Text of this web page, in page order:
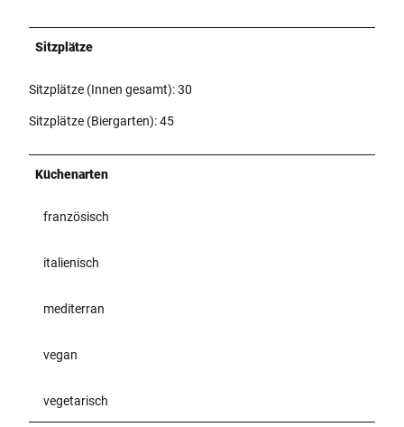
Sitzplätze
Sitzplätze (Innen gesamt): 30
Sitzplätze (Biergarten): 45
Küchenarten
französisch
italienisch
mediterran
vegan
vegetarisch